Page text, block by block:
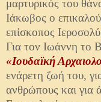
μαρτυρικός του
Ιάκωβος ο
επίσκοπος
Για τον Ιωάννη το
«Ιουδαϊκή
ενάρετη ζωή του,
ανθρώπους και για